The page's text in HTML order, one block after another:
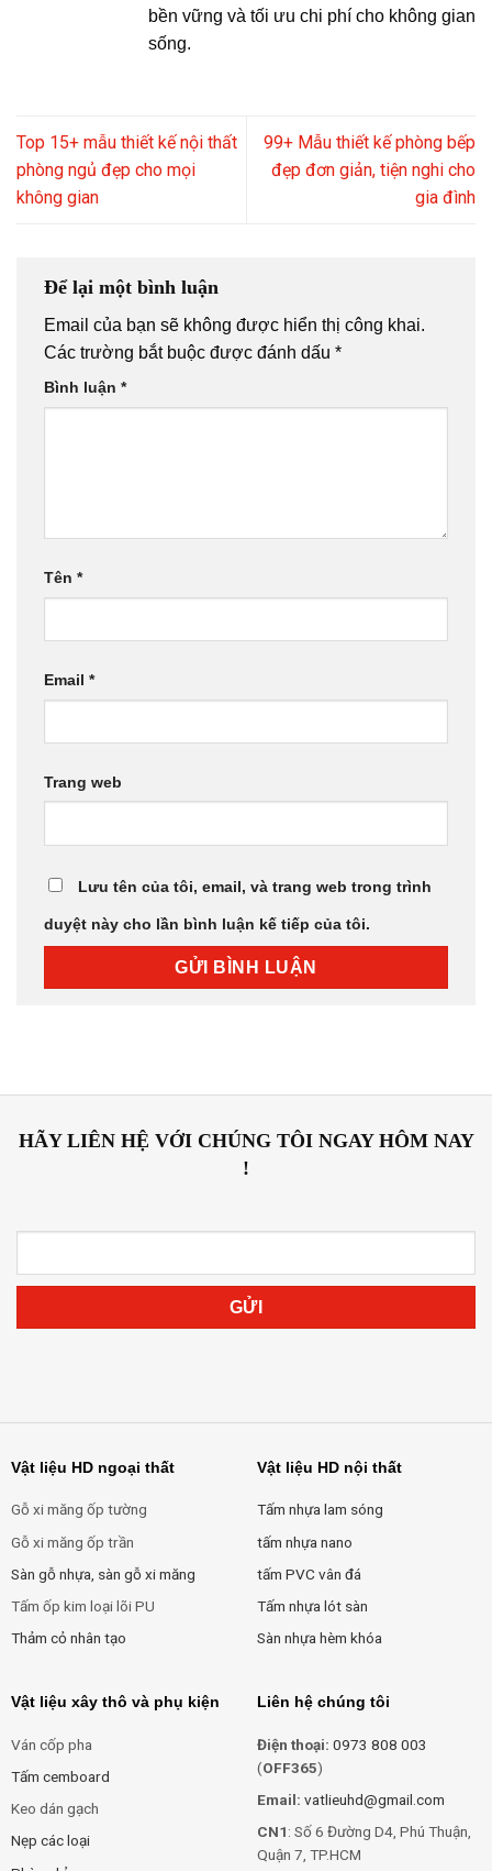
bền vững và tối ưu chi phí cho không gian
sống.
Top 15+ mẫu thiết kế nội thất
phòng ngủ đẹp cho mọi
không gian
99+ Mẫu thiết kế phòng bếp
đẹp đơn giản, tiện nghi cho
gia đình
Để lại một bình luận
Email của bạn sẽ không được hiển thị công khai.
Các trường bắt buộc được đánh dấu *
Bình luận *
Tên *
Email *
Trang web
Lưu tên của tôi, email, và trang web trong trình
duyệt này cho lần bình luận kế tiếp của tôi.
HÃY LIÊN HỆ VỚI CHÚNG TÔI NGAY HÔM NAY
!
Vật liệu HD ngoại thất
Gỗ xi măng ốp tường
Gỗ xi măng ốp trần
Sàn gỗ nhựa, sàn gỗ xi măng
Tấm ốp kim loại lõi PU
Thảm cỏ nhân tạo
Vật liệu HD nội thất
Tấm nhựa lam sóng
tấm nhựa nano
tấm PVC vân đá
Tấm nhựa lót sàn
Sàn nhựa hèm khóa
Vật liệu xây thô và phụ kiện
Ván cốp pha
Tấm cemboard
Keo dán gạch
Nẹp các loại
Liên hệ chúng tôi
Điện thoại: 0973 808 003
(OFF365)
Email: vatlieuhd@gmail.com
CN1: Số 6 Đường D4, Phú Thuận,
Quận 7, TP.HCM